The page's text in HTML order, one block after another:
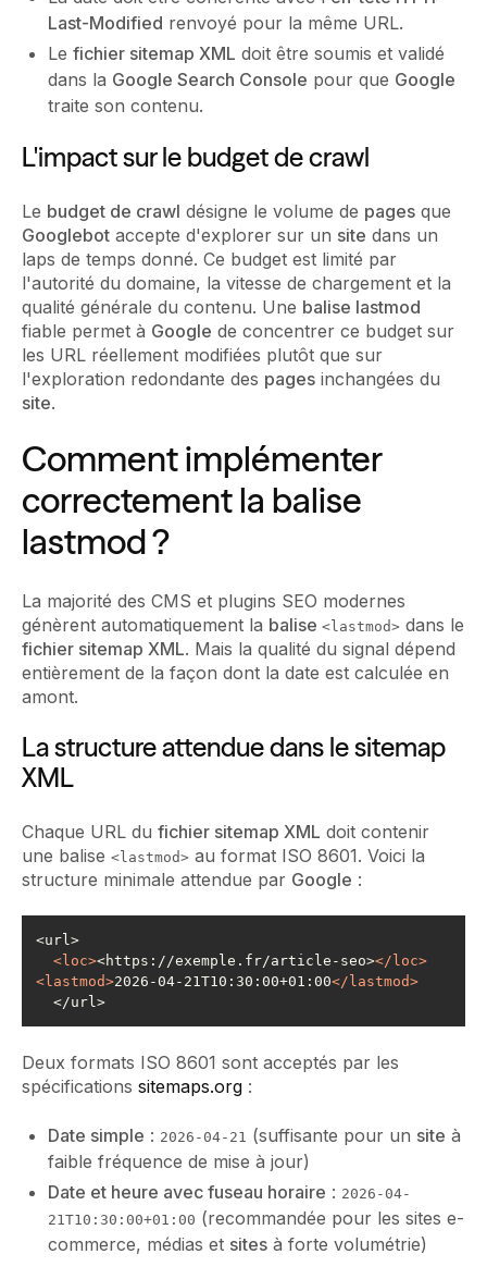
Last-Modified renvoyé pour la même URL.
Le fichier sitemap XML doit être soumis et validé
dans la Google Search Console pour que Google
traite son contenu.
L'impact sur le budget de crawl
Le budget de crawl désigne le volume de pages que
Googlebot accepte d'explorer sur un site dans un
laps de temps donné. Ce budget est limité par
l'autorité du domaine, la vitesse de chargement et la
qualité générale du contenu. Une balise lastmod
fiable permet à Google de concentrer ce budget sur
les URL réellement modifiées plutôt que sur
l'exploration redondante des pages inchangées du
site.
Comment implémenter
correctement la balise
lastmod ?
La majorité des CMS et plugins SEO modernes
génèrent automatiquement la balise <lastmod> dans le
fichier sitemap XML. Mais la qualité du signal dépend
entièrement de la façon dont la date est calculée en
amont.
La structure attendue dans le sitemap
XML
Chaque URL du fichier sitemap XML doit contenir
une balise <lastmod> au format ISO 8601. Voici la
structure minimale attendue par Google :
< loc><https://exemple.fr/article-seo></ loc>
< lastmod>2026-04-21T10:30:00+01:00</ lastmod>
  </url>
Deux formats ISO 8601 sont acceptés par les
spécifications sitemaps.org :
Date simple : 2026-04-21 (suffisante pour un site à
faible fréquence de mise à jour)
Date et heure avec fuseau horaire : 2026-04-
21T10:30:00+01:00 (recommandée pour les sites e-
commerce, médias et sites à forte volumétrie)